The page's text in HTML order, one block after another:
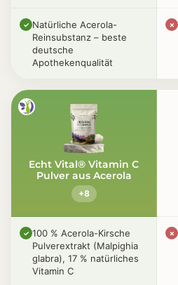
✓ Natürliche Acerola-
Reinsubstanz – beste
deutsche
Apothekenqualität
✗
Echt Vital® Vitamin C
Pulver aus Acerola
+8
✓ 100 % Acerola-Kirsche
Pulverextrakt (Malpighia
glabra), 17 % natürliches
Vitamin C
✗